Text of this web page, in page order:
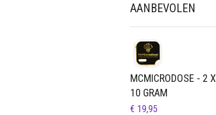
AANBEVOLEN
MCMICRODOSE - 2 X
10 GRAM
€ 19,95